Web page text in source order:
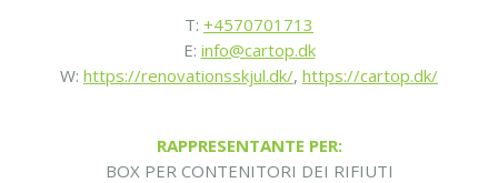
T: +4570701713
E: info@cartop.dk
W: https://renovationsskjul.dk/, https://cartop.dk/
RAPPRESENTANTE PER:
BOX PER CONTENITORI DEI RIFIUTI